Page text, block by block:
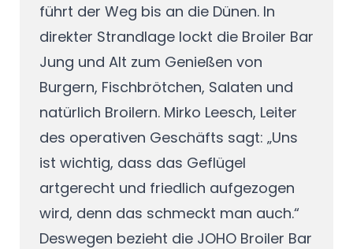
führt der Weg bis an die Dünen. In
direkter Strandlage lockt die Broiler Bar
Jung und Alt zum Genießen von
Burgern, Fischbrötchen, Salaten und
natürlich Broilern. Mirko Leesch, Leiter
des operativen Geschäfts sagt: „Uns
ist wichtig, dass das Geflügel
artgerecht und friedlich aufgezogen
wird, denn das schmeckt man auch.“
Deswegen bezieht die JOHO Broiler Bar